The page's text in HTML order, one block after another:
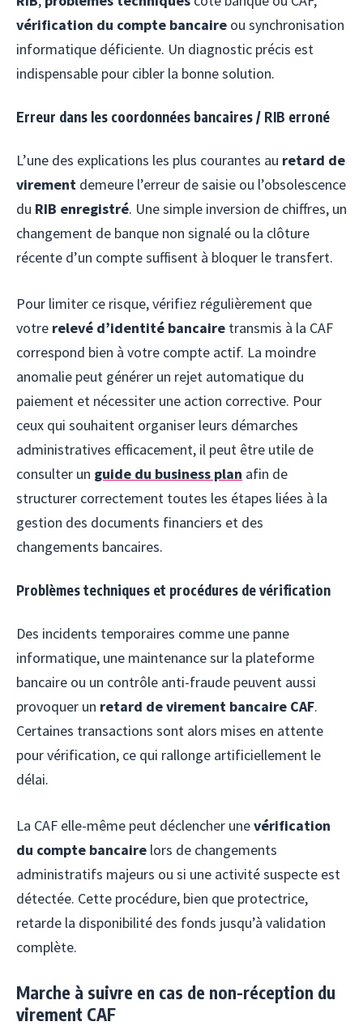
vérification du compte bancaire ou synchronisation
informatique déficiente. Un diagnostic précis est
indispensable pour cibler la bonne solution.
Erreur dans les coordonnées bancaires / RIB erroné
L’une des explications les plus courantes au retard de
virement demeure l’erreur de saisie ou l’obsolescence
du RIB enregistré. Une simple inversion de chiffres, un
changement de banque non signalé ou la clôture
récente d’un compte suffisent à bloquer le transfert.
Pour limiter ce risque, vérifiez régulièrement que
votre relevé d’identité bancaire transmis à la CAF
correspond bien à votre compte actif. La moindre
anomalie peut générer un rejet automatique du
paiement et nécessiter une action corrective. Pour
ceux qui souhaitent organiser leurs démarches
administratives efficacement, il peut être utile de
consulter un guide du business plan afin de
structurer correctement toutes les étapes liées à la
gestion des documents financiers et des
changements bancaires.
Problèmes techniques et procédures de vérification
Des incidents temporaires comme une panne
informatique, une maintenance sur la plateforme
bancaire ou un contrôle anti-fraude peuvent aussi
provoquer un retard de virement bancaire CAF.
Certaines transactions sont alors mises en attente
pour vérification, ce qui rallonge artificiellement le
délai.
La CAF elle-même peut déclencher unevérification
du compte bancaire lors de changements
administratifs majeurs ou si une activité suspecte est
détectée. Cette procédure, bien que protectrice,
retarde la disponibilité des fonds jusqu’à validation
complète.
Marche à suivre en cas de non-réception du
virement CAF